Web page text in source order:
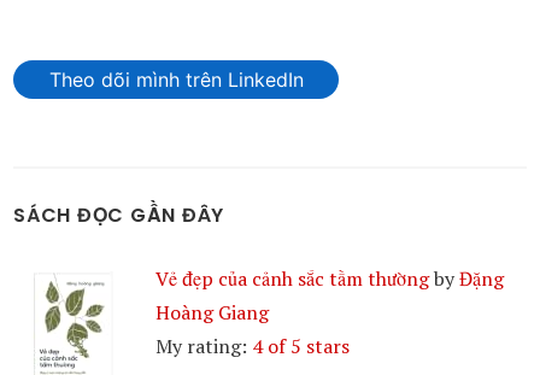
Theo dõi mình trên LinkedIn
SÁCH ĐỌC GẦN ĐÂY
Vẻ đẹp của cảnh sắc tầm thườngbyĐặng
Hoàng Giang
My rating: 4 of 5 stars